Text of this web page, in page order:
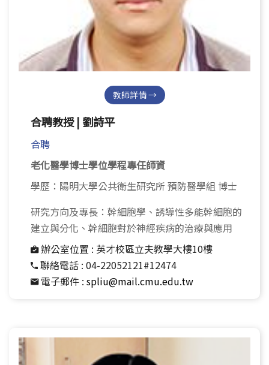
教師詳情 →
合聘教授 | 劉詩平
合聘
老化醫學博士學位學程專任師資
學歷：陽明大學公共衛生研究所 預防醫學組 博士
研究方向及專長：幹細胞學、誘導性多能幹細胞的
建立與分化、幹細胞對於神經疾病的治療與應用
辦公室位置 : 英才校區立夫教學大樓10樓
聯絡電話 : 04-22052121#12474
電子郵件 : spliu@mail.cmu.edu.tw